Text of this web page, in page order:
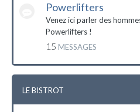
Powerlifters
Venez ici parler des
Powerlifters !
15 MESSAGES
LE BISTROT